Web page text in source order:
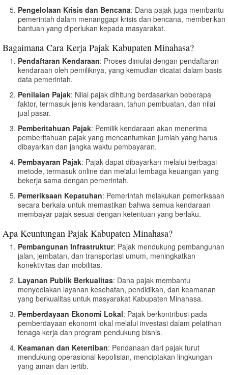
Pengelolaan Krisis dan Bencana: Dana pajak juga membantu
pemerintah dalam menanggapi krisis dan bencana, memberikan
bantuan yang diperlukan kepada masyarakat.
Bagaimana Cara Kerja Pajak Kabupaten Minahasa?
Pendaftaran Kendaraan: Proses dimulai dengan pendaftaran
kendaraan oleh pemiliknya, yang kemudian dicatat dalam basis
data pemerintah.
Penilaian Pajak: Nilai pajak dihitung berdasarkan beberapa
faktor, termasuk jenis kendaraan, tahun pembuatan, dan nilai
jual pasar.
Pemberitahuan Pajak: Pemilik kendaraan akan menerima
pemberitahuan pajak yang mencantumkan jumlah yang harus
dibayarkan dan jangka waktu pembayaran.
Pembayaran Pajak: Pajak dapat dibayarkan melalui berbagai
metode, termasuk online dan melalui lembaga keuangan yang
bekerja sama dengan pemerintah.
Pemeriksaan Kepatuhan: Pemerintah melakukan pemeriksaan
secara berkala untuk memastikan bahwa semua kendaraan
membayar pajak sesuai dengan ketentuan yang berlaku.
Apa Keuntungan Pajak Kabupaten Minahasa?
Pembangunan Infrastruktur: Pajak mendukung pembangunan
jalan, jembatan, dan transportasi umum, meningkatkan
konektivitas dan mobilitas.
Layanan Publik Berkualitas: Dana pajak membantu
menyediakan layanan kesehatan, pendidikan, dan keamanan
yang berkualitas untuk masyarakat Kabupaten Minahasa.
Pemberdayaan Ekonomi Lokal: Pajak berkontribusi pada
pemberdayaan ekonomi lokal melalui investasi dalam pelatihan
tenaga kerja dan program pendukung bisnis.
Keamanan dan Ketertiban: Pendanaan dari pajak turut
mendukung operasional kepolisian, menciptakan lingkungan
yang aman dan tertib.